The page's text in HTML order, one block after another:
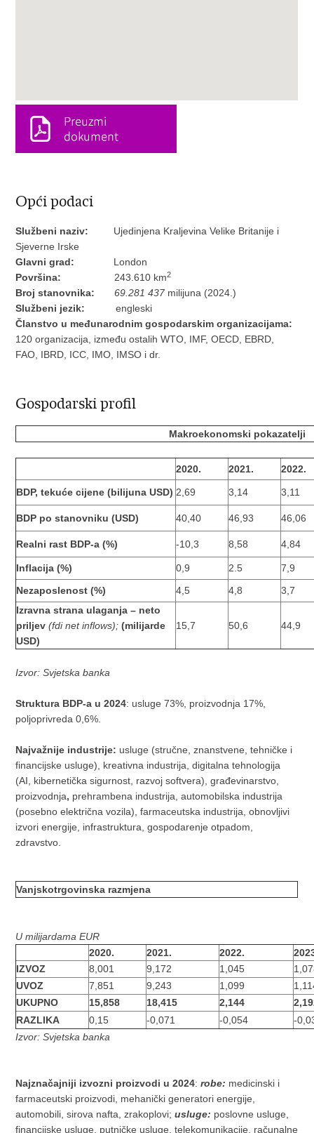
Opći podaci
Službeni naziv: Ujedinjena Kraljevina Velike Britanije i
Sjeverne Irske
Glavni grad: London
Površina:243.610 km2
Broj stanovnika:69.281 437 milijuna (2024.)
Službeni jezik:engleski
Članstvo u međunarodnim gospodarskim organizacijama:
120 organizacija, između ostalih WTO, IMF, OECD, EBRD,
FAO, IBRD, ICC, IMO, IMSO i dr.
Gospodarski profil
Makroekonomski pokazatelji
2020. 2021. 2022.
BDP, tekuće cijene (bilijunaUSD) 2,69 3,14 3,11
BDP po stanovniku (USD) 40,40 46,93 46,06
Realni rast BDP-a (%) -10,3 8,58 4,84
Inflacija (%) 0,9 2.5
7,9
Nezaposlenost (%)
4,5 4,8
3,7
Izravna strana ulaganja– neto
priljev(fdi net inflows);(milijarde
USD)
15,7 50,6 44,9
Izvor:Svjetska banka
Struktura BDP-a u 2024: usluge 73%, proizvodnja 17%,
poljoprivreda 0,6%.
Najvažnije industrije: usluge (stručne, znanstvene, tehničke i
financijske usluge), kreativna industrija, digitalna tehnologija
(AI, kibernetička sigurnost, razvoj softvera), građevinarstvo,
proizvodnja, prehrambena industrija, automobilska industrija
(posebno električna vozila), farmaceutska industrija, obnovljivi
izvori energije, infrastruktura, gospodarenje otpadom,
zdravstvo.
Vanjskotrgovinska razmjena
Umilijardama EUR
2020.
2021. 2022.
IZVOZ
8,001 9,172 1,045
UVOZ
7,851 9,243 1,099
UKUPNO
15,858 18,415 2,144
RAZLIKA
0,15 -0,071 -0,054
-
Izvor: Svjetska banka
Najznačajniji izvozni proizvodi u 2024:robe: medicinski i
farmaceutski proizvodi, mehanički generatori energije,
automobili, sirova nafta, zrakoplovi;usluge: poslovne usluge,
financijske usluge, putničke usluge, telekomunikacije, računalne